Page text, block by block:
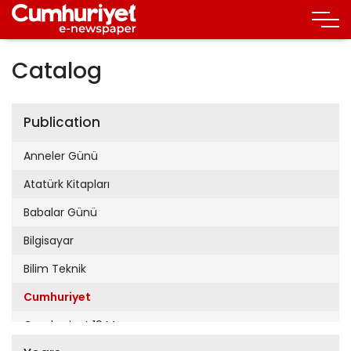
Catalog
Publication
Anneler Günü
Atatürk Kitapları
Babalar Günü
Bilgisayar
Bilim Teknik
Cumhuriyet
Cumhuriyet 19 Mayıs